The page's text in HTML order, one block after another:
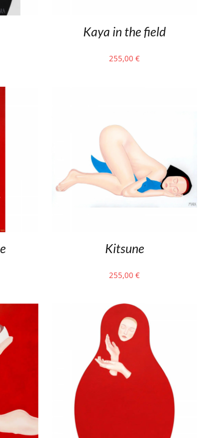
Kaya in the field
255,00€
Kitsune
255,00€